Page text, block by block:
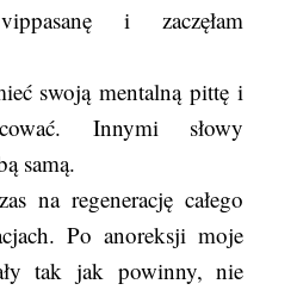
i zaczęłam
swoją mentalną pittę i
Innymi słowy
samą.
na regenerację całego
Po anoreksji moje
tak jak powinny, nie